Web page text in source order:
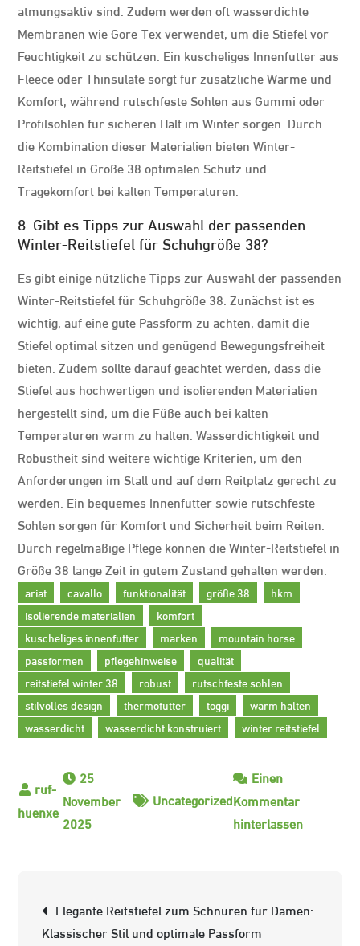
atmungsaktiv sind. Zudem werden oft wasserdichte
Membranen wie Gore-Tex verwendet, um die Stiefel vor
Feuchtigkeit zu schützen. Ein kuscheliges Innenfutter aus
Fleece oder Thinsulate sorgt für zusätzliche Wärme und
Komfort, während rutschfeste Sohlen aus Gummi oder
Profilsohlen für sicheren Halt im Winter sorgen. Durch
die Kombination dieser Materialien bieten Winter-
Reitstiefel in Größe 38 optimalen Schutz und
Tragekomfort bei kalten Temperaturen.
8. Gibt es Tipps zur Auswahl der passenden
Winter-Reitstiefel für Schuhgröße 38?
Es gibt einige nützliche Tipps zur Auswahl der passenden
Winter-Reitstiefel für Schuhgröße 38. Zunächst ist es
wichtig, auf eine gute Passform zu achten, damit die
Stiefel optimal sitzen und genügend Bewegungsfreiheit
bieten. Zudem sollte darauf geachtet werden, dass die
Stiefel aus hochwertigen und isolierenden Materialien
hergestellt sind, um die Füße auch bei kalten
Temperaturen warm zu halten. Wasserdichtigkeit und
Robustheit sind weitere wichtige Kriterien, um den
Anforderungen im Stall und auf dem Reitplatz gerecht zu
werden. Ein bequemes Innenfutter sowie rutschfeste
Sohlen sorgen für Komfort und Sicherheit beim Reiten.
Durch regelmäßige Pflege können die Winter-Reitstiefel in
Größe 38 lange Zeit in gutem Zustand gehalten werden.
ariat cavallo funktionalität größe 38
hkm
isolierende materialien
komfort
kuscheliges innenfutter
marken
mountain horse
passformen
pflegehinweise
qualität
reitstiefel winter 38
robust
rutschfeste sohlen
stilvolles design
thermofutter toggi
warm halten
wasserdicht
wasserdicht konstruiert winter reitstiefel
25
November
2025
Uncategorized
Einen
Kommentar
hinterlassenzu
Reitstiefel
Navigation
Elegante Reitstiefel zum Schnüren für Damen:
Klassischer Stil und optimale Passform